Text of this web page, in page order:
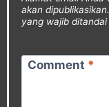
akan dipublikasikan.
yang wajib ditandai
Comment *